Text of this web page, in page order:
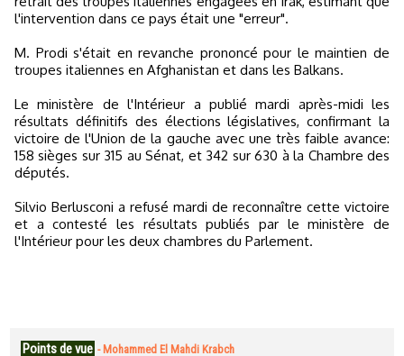
l'intervention dans ce pays était une "erreur".
M. Prodi s'était en revanche prononcé pour le maintien de
troupes italiennes en Afghanistan et dans les Balkans.
Le ministère de l'Intérieur a publié mardi après-midi les
résultats définitifs des élections législatives, confirmant la
victoire de l'Union de la gauche avec une très faible avance:
158 sièges sur 315 au Sénat, et 342 sur 630 à la Chambre des
députés.
Silvio Berlusconi a refusé mardi de reconnaître cette victoire
et a contesté les résultats publiés par le ministère de
l'Intérieur pour les deux chambres du Parlement.
Points de vue - Mohammed El Mahdi Krabch